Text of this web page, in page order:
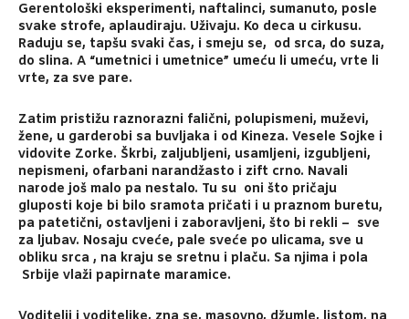
Gerentološki eksperimenti, naftalinci, sumanuto, posle
svake strofe, aplaudiraju. Uživaju. Ko deca u cirkusu.
Raduju se, tapšu svaki čas, i smeju se, od srca, do suza,
do slina. A “umetnici i umetnice” umeću li umeću, vrte li
vrte, za sve pare.
Zatim pristižu raznorazni falični, polupismeni, muževi,
žene, u garderobi sa buvljaka i od Kineza. Vesele Sojke i
vidovite Zorke. Škrbi, zaljubljeni, usamljeni, izgubljeni,
nepismeni, ofarbani narandžasto i zift crno. Navali
narode još malo pa nestalo. Tu su oni što pričaju
gluposti koje bi bilo sramota pričati i u praznom buretu,
pa patetični, ostavljeni i zaboravljeni, što bi rekli – sve
za ljubav. Nosaju cveće, pale sveće po ulicama, sve u
obliku srca , na kraju se sretnu i plaču. Sa njima i pola
Srbije vlaži papirnate maramice.